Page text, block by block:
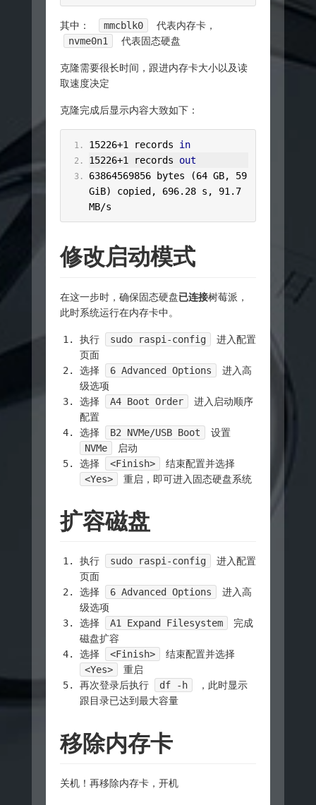
其中： mmcblk0
代表内存卡，
nvme0n1
代表固态硬盘
克隆需要很长时间，跟进内存卡大小以及读
取速度决定
克隆完成后显示内容大致如下：
15226+1 records in
15226+1 records out
63864569856 bytes (64 GB,
59
GiB) copied, 696.28 s ,
91.7
MB/s
修改启动模式
在这一步时，确保固态硬盘已连接树莓派，
此时系统运行在内存卡中。
执行 sudo raspi-config
进入配置
页面
选择
6 Advanced Options
进入高
级选项
选择
A4 Boot Order
进入启动顺序
配置
选择
B2 NVMe/USB Boot
设置
NVMe
启动
选择
<Finish>
结束配置并选择
<Yes>
重启，即可进入固态硬盘系统
扩容磁盘
执行 sudo raspi-config
进入配置
页面
选择
6 Advanced Options
进入高
级选项
选择
A1 Expand Filesystem
完成
磁盘扩容
选择
<Finish>
结束配置并选择
<Yes>
重启
再次登录后执行
df -h
，此时显示
跟目录已达到最大容量
移除内存卡
关机！再移除内存卡，开机